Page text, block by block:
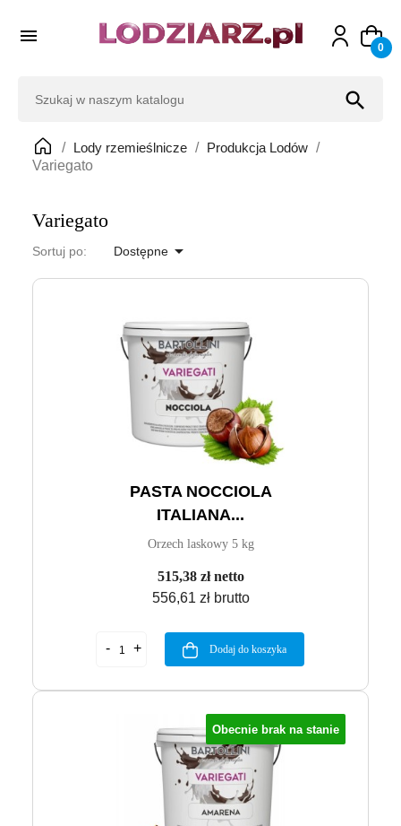
search

0
Lody rzemieślnicze
Produkcja Lodów
Variegato
Variegato
Sortuj po: Dostępne 
PASTA NOCCIOLA
ITALIANA...
Orzech laskowy 5 kg
515,38 zł netto
556,61 zł brutto
Dodaj do koszyka
Obecnie brak na stanie